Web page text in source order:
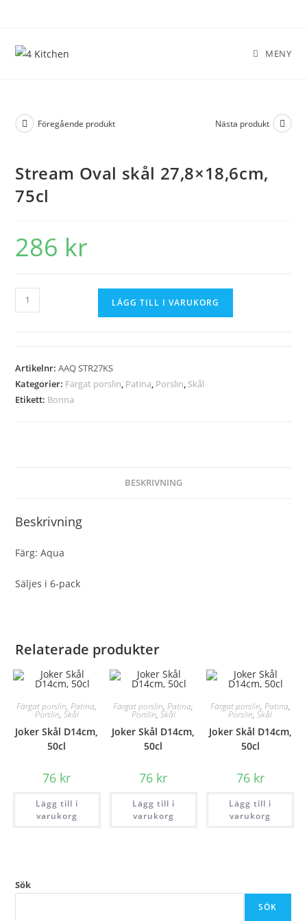
MENY
Föregående produkt Nästa produkt
Stream Oval skål 27,8×18,6cm,
75cl
286 kr
LÄGG TILL I VARUKORG
Artikelnr:AAQ STR27KS
Kategorier: Färgat porslin, Patina, Porslin, Skål
Etikett: Bonna
BESKRIVNING
Beskrivning
Färg: Aqua
Säljes i 6-pack
Relaterade produkter
Färgat porslin,Patina,
Porslin, Skål
Joker Skål D14cm,
50cl
76 kr
Lägg till i
varukorg
Färgat porslin,Patina,
Porslin, Skål
Joker Skål D14cm,
50cl
76 kr
Lägg till i
varukorg
Färgat porslin, Patina,
Porslin,Skål
Joker Skål D14cm,
50cl
76 kr
Lägg till i
varukorg
Sök
SÖK